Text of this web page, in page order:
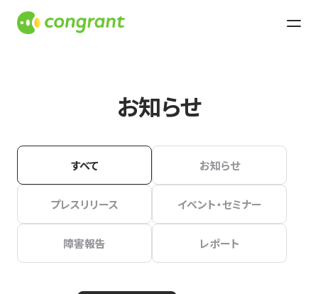
お知らせ
すべて お知らせ
プレスリリース イベント・セミナー
障害報告 レポート